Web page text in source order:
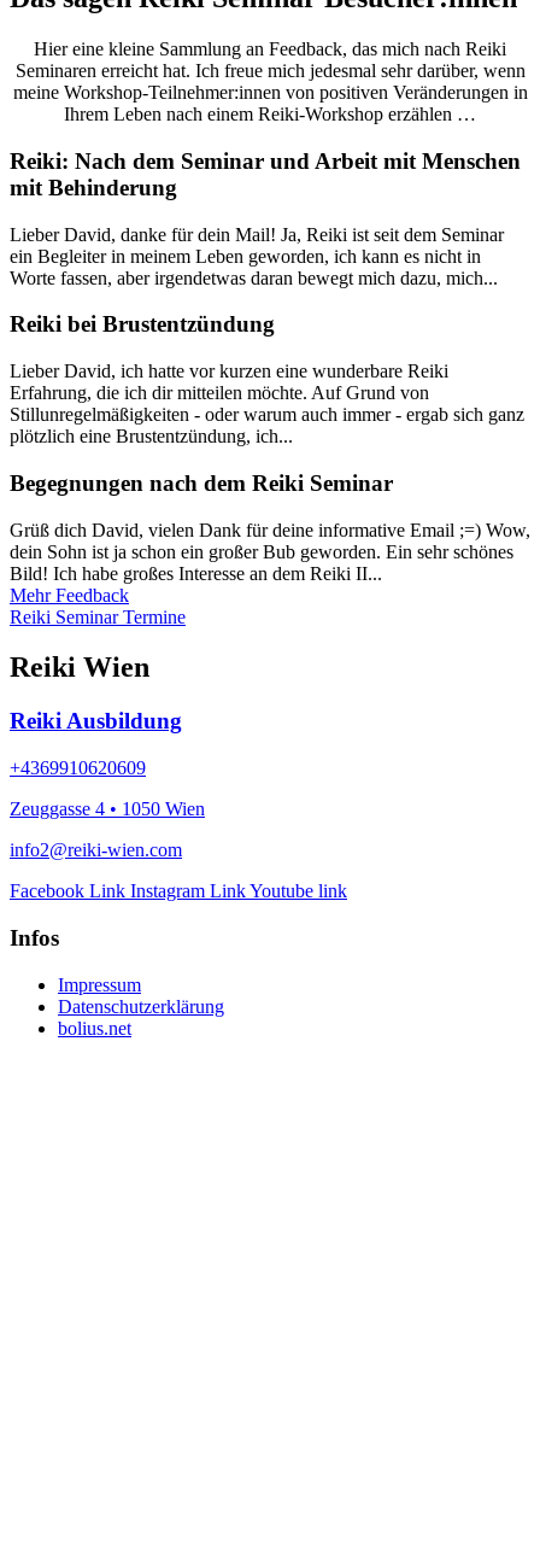
Hier eine kleine Sammlung an Feedback, das mich nach Reiki
Seminaren erreicht hat. Ich freue mich jedesmal sehr darüber, wenn
meine Workshop-Teilnehmer:innen von positiven Veränderungen in
Ihrem Leben nach einem Reiki-Workshop erzählen …
Reiki: Nach dem Seminar und Arbeit mit Menschen
mit Behinderung
Lieber David, danke für dein Mail! Ja, Reiki ist seit dem Seminar
ein Begleiter in meinem Leben geworden, ich kann es nicht in
Worte fassen, aber irgendetwas daran bewegt mich dazu, mich...
Reiki bei Brustentzündung
Lieber David, ich hatte vor kurzen eine wunderbare Reiki
Erfahrung, die ich dir mitteilen möchte. Auf Grund von
Stillunregelmäßigkeiten - oder warum auch immer - ergab sich ganz
plötzlich eine Brustentzündung, ich...
Begegnungen nach dem Reiki Seminar
Grüß dich David, vielen Dank für deine informative Email ;=) Wow,
dein Sohn ist ja schon ein großer Bub geworden. Ein sehr schönes
Bild! Ich habe großes Interesse an dem Reiki II...
Mehr Feedback
Reiki Seminar Termine
Reiki Wien
Reiki Ausbildung
+4369910620609
Zeuggasse 4 • 1050 Wien
info2@reiki-wien.com
Facebook Link Instagram LinkYoutube link
Infos
Impressum
Datenschutzerklärung
bolius.net